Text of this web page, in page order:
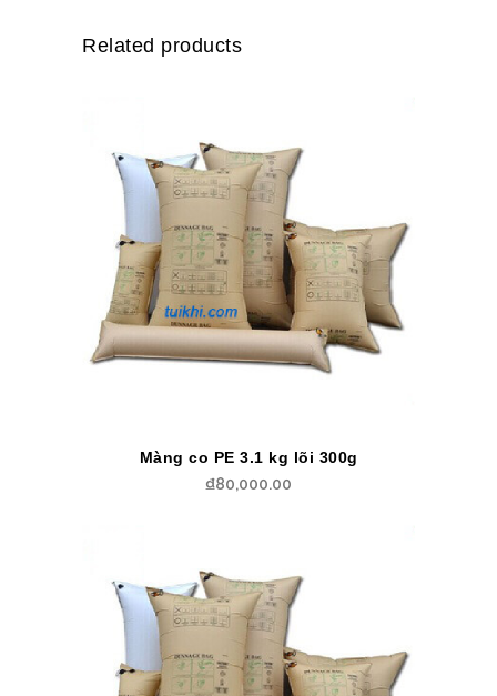
Related products
Màng co PE 3.1 kg lõi 300g
₫80,000.00